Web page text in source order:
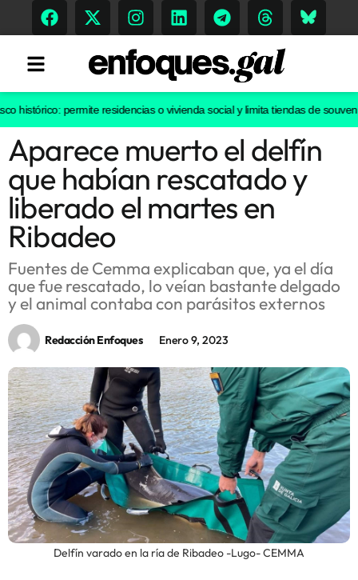
Tendencias
Memoria Histórica
Gastronomía
Escenarios
Innova
permite residencias o vivienda social y limita tiendas de souvenirs
Aparece muerto el delfín
que habían rescatado y
liberado el martes en
Ribadeo
Fuentes de Cemma explicaban que, ya el día
que fue rescatado, lo veían bastante delgado
y el animal contaba con parásitos externos
Redacción Enfoques Enero 9, 2023
Delfín varado en la ría de Ribadeo -Lugo- CEMMA